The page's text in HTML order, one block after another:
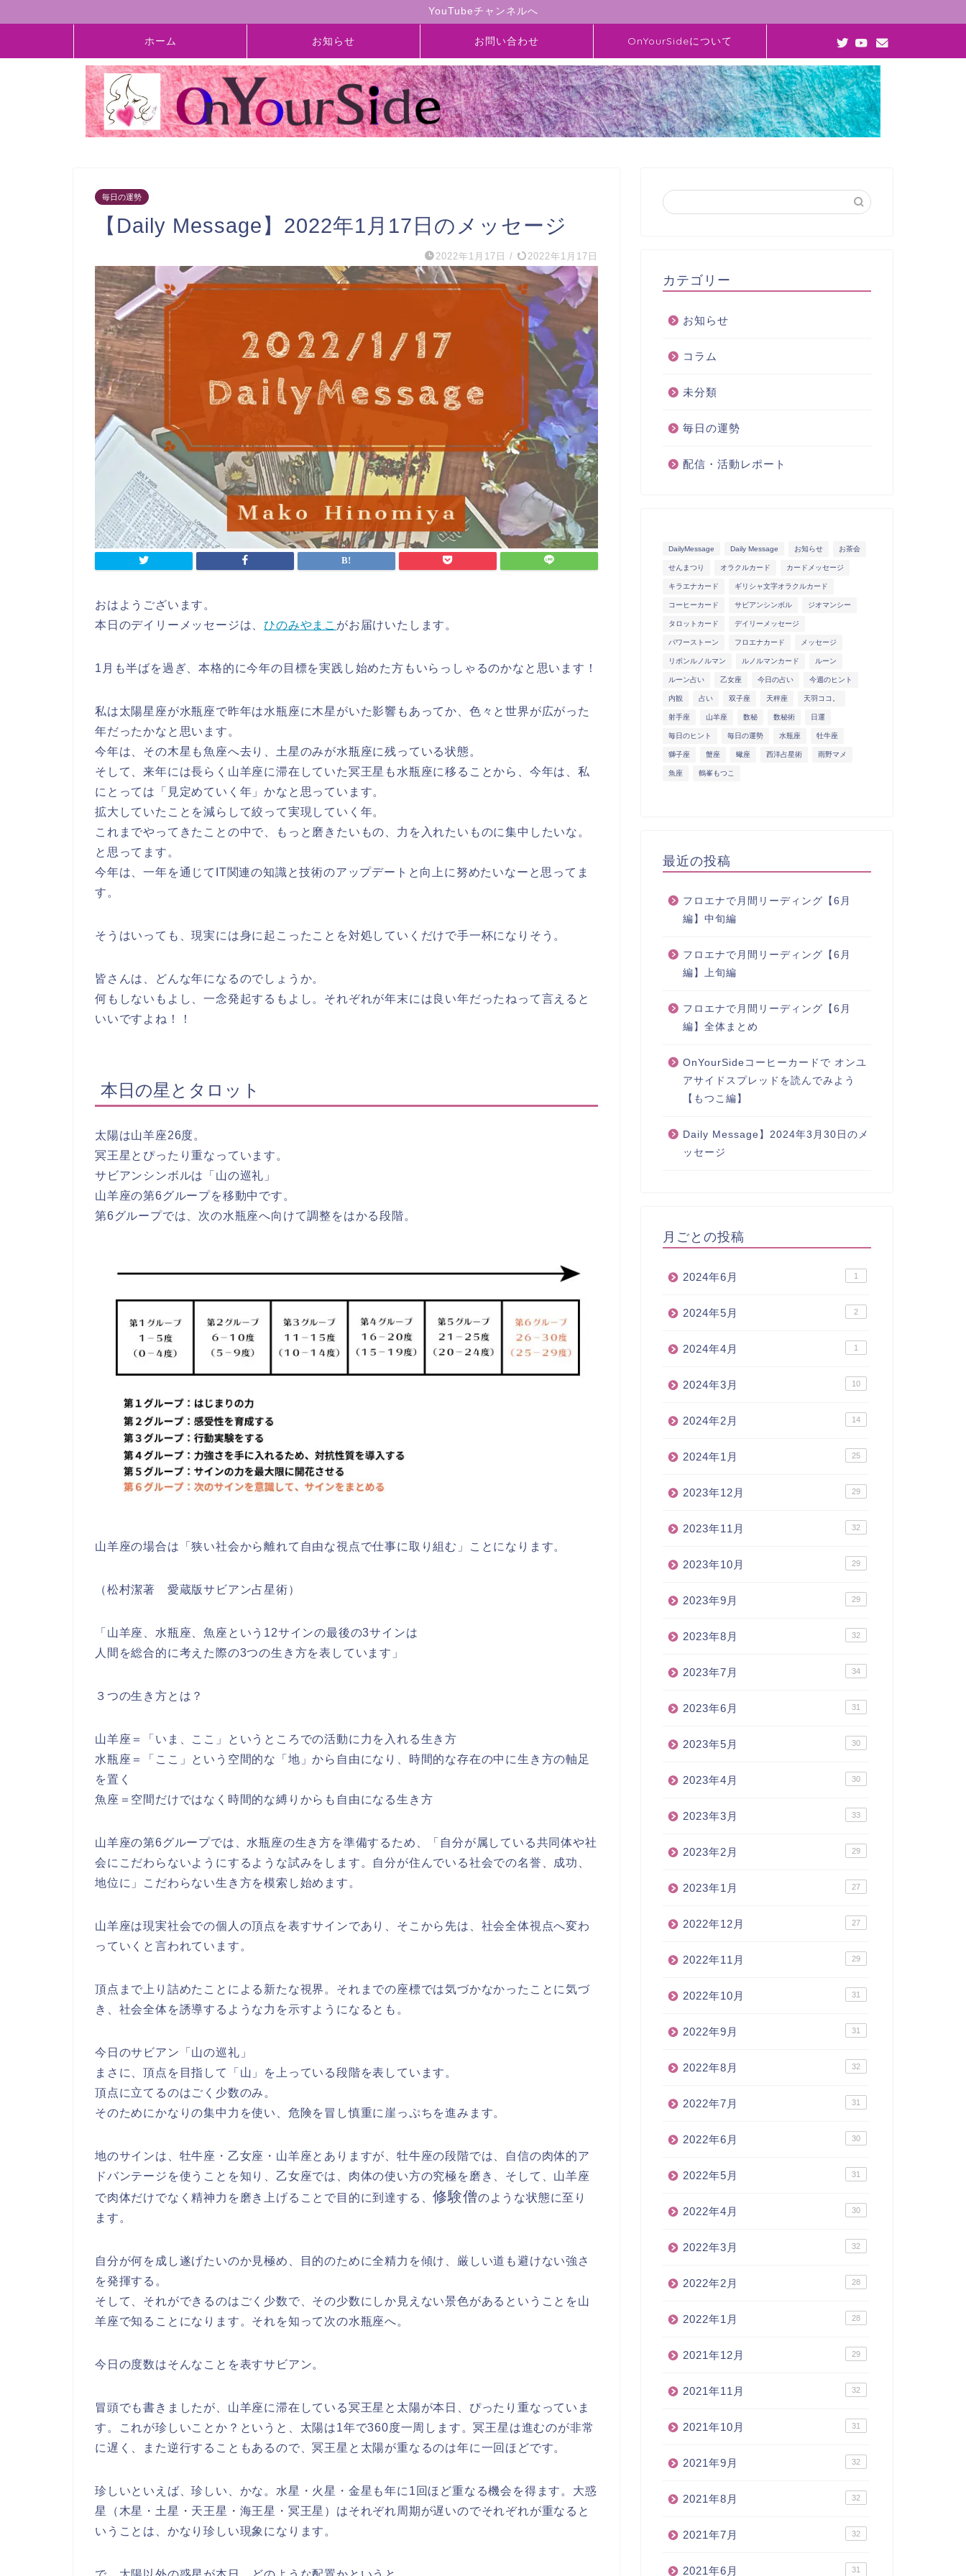
YouTubeチャンネルへ
ホーム お知らせ お問い合わせ OnYourSideについて
毎日の運勢
【Daily Message】2022年1月17日のメッセージ
2022年1月17日 / 2022年1月17日
おはようございます。
本日のデイリーメッセージは、ひのみやまこ がお届けいたします。
1月も半ばを過ぎ、本格的に今年の目標を実践し始めた方もいらっしゃるのかなと思います！
私は太陽星座が水瓶座で昨年は水瓶座に木星がいた影響もあってか、色々と世界が広がった
年だったかなと思います。
今年は、その木星も魚座へ去り、土星のみが水瓶座に残っている状態。
そして、来年には長らく山羊座に滞在していた冥王星も水瓶座に移る ことから、今年は、私
にとっては「見定めていく年」かなと思っています。
拡大していたことを減らして絞って実現していく年。
これまでやってきたことの中で、もっと磨きたいもの、力を入れたいものに集中したいな。
と思ってます。
今年は、一年を通じてIT関連の知識と技術のアップデートと向上に努めたいなーと思ってま
す。
そうはいっても、現実には身に起こったことを対処していくだけで手一杯になりそう。
皆さんは、どんな年になるのでしょうか。
何もしないもよし、一念発起するもよし。それぞれが年末には良い年だったねって言えると
いいですよね！！
本日の星とタロット
太陽は山羊座26度。
冥王星とぴったり重なっています。
サビアンシンボルは「 山の巡礼 」
山羊座の第6グループを移動中です。
第6グループでは、 次の水瓶座へ向けて調整をはかる段階。
山羊座の場合は「狭い社会から離れて自由な視点で仕事に取り組む 」ことになります。
（松村潔著 愛蔵版サビアン占星術）
「山羊座、水瓶座、魚座という12サインの最後の3サインは
人間を総合的に考えた際の3つの生き方を表しています」
３つの生き方とは？
山羊座＝「 いま、ここ 」というところでの活動に力を入れる生き方
水瓶座＝「ここ」という 空間的な「地」から自由になり、時間的な存在の中に生き方の軸足
を置く
魚座＝ 空間だけではなく時間的な縛りからも自由になる生き方
山羊座の第6グループでは、水瓶座の生き方を準備するため、「 自分が属している共同体や社
会にこだわらないようにするような試みをします。自分が住んでいる社会での名誉、成功、
地位に」こだわらない生き方を模索し始めます。
山羊座は現実社会での個人の頂点を表すサインであり、そこから先は、社会全体視点へ変わ
っていくと言われています。
頂点まで上り詰めたことによる新たな視界。 それまでの座標では気づかなかったことに気づ
き、社会全体を誘導するような力を示すようになるとも。
今日のサビアン「 山の巡礼 」
まさに、頂点を目指して「山」を上っている段階を表しています。
頂点に立てるのはごく少数のみ。
そのためにかなりの集中力を使い、危険を冒し慎重に崖っぷちを進みます。
地のサインは、牡牛座・乙女座・山羊座とありますが、牡牛座の段階では、自信の肉体的ア
ドバンテージを使うことを知り、 乙女座では 、肉体の使い方の究極を磨き、そして、 山羊座
で肉体だけでなく精神力を磨き上げることで目的に到達する、修験僧のような状態に至り
ます。
自分が何を成し遂げたいのか見極め、目的のために全精力を傾け、厳しい道も避けない強さ
を発揮する。
そして、それができるのはごく少数で、 その少数にしか見えない景色がある ということを山
羊座で知ることになります。それを知って次の水瓶座へ。
今日の度数はそんなことを表すサビアン。
冒頭でも書きましたが、山羊座に滞在している冥王星と太陽が本日、ぴったり重なっていま
す。これが珍しいことか？というと、太陽は1年で360度一周します。冥王星は進むのが非常
に遅く、また逆行することもあるので、冥王星と太陽が重なるのは年に一回ほどです。
珍しいといえば、珍しい、かな。水星・火星・金星も年に1回ほど重なる機会を得ます。大惑
星（木星・土星・天王星・海王星・冥王星）はそれぞれ周期が遅いのでそれぞれが重なると
いうことは、かなり珍しい現象になります。
カテゴリー
お知らせ
コラム
未分類
毎日の運勢
配信・活動レポート
DailyMessage Daily Message お知らせ お茶会
せんまつり オラクルカード カードメッセージ
キラエナカード ギリシャ文字オラクルカード
コーヒーカード サビアンシンボル ジオマンシー
タロットカード デイリーメッセージ
パワーストーン フロエナカード メッセージ
リボンルノルマン ルノルマンカード ルーン
ルーン占い 乙女座 今日の占い 今週のヒント
内観 占い 双子座 天秤座 天羽ココ。
射手座 山羊座 数秘 数秘術 日運
毎日のヒント 毎日の運勢 水瓶座 牡牛座
獅子座 蟹座 蠍座 西洋占星術 雨野マメ
魚座 鶴峯もつこ
最近の投稿
フロエナで月間リーディング【6月
編】中旬編
フロエナで月間リーディング【6月
編】上旬編
フロエナで月間リーディング【6月
編】全体まとめ
OnYourSideコーヒーカードで オンユ
アサイドスプレッドを読んでみよう
【もつこ編】
Daily Message】2024年3月30日のメ
ッセージ
月ごとの投稿
2024年6月 1
2024年5月 2
2024年4月 1
2024年3月 10
2024年2月 14
2024年1月 25
2023年12月 29
2023年11月 32
2023年10月 29
2023年9月 29
2023年8月 32
2023年7月 34
2023年6月 31
2023年5月 30
2023年4月 30
2023年3月 33
2023年2月 29
2023年1月 27
2022年12月 27
2022年11月 29
2022年10月 31
2022年9月 31
2022年8月 32
2022年7月 31
2022年6月 30
2022年5月 31
2022年4月 30
2022年3月 32
2022年2月 28
2022年1月 28
2021年12月 29
2021年11月 32
2021年10月 31
2021年9月 32
2021年8月 32
2021年7月 32
2021年6月 31